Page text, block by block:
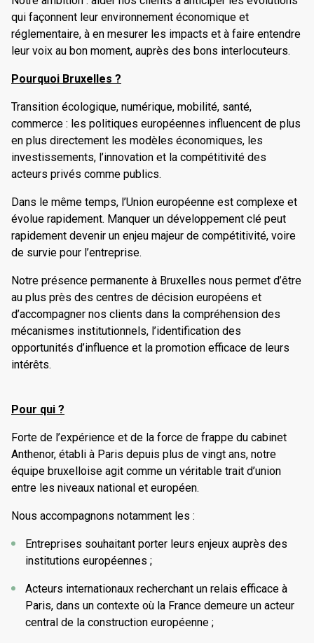
qui façonnent leur environnement économique et
réglementaire, à en mesurer les impacts et à faire entendre
leur voix au bon moment, auprès des bons interlocuteurs.
Pourquoi Bruxelles ?
Transition écologique, numérique, mobilité, santé,
commerce : les politiques européennes influencent de plus
en plus directement les modèles économiques, les
investissements, l’innovation et la compétitivité des
acteurs privés comme publics.
Dans le même temps, l’Union européenne est complexe et
évolue rapidement. Manquer un développement clé peut
rapidement devenir un enjeu majeur de compétitivité, voire
de survie pour l’entreprise.
Notre présence permanente à Bruxelles nous permet d’être
au plus près des centres de décision européens et
d’accompagner nos clients dans la compréhension des
mécanismes institutionnels, l’identification des
opportunités d’influence et la promotion efficace de leurs
intérêts.
Pour qui ?
Forte de l’expérience et de la force de frappe du cabinet
Anthenor, établi à Paris depuis plus de vingt ans, notre
équipe bruxelloise agit comme un véritable trait d’union
entre les niveaux national et européen.
Nous accompagnons notamment les :
Entreprises souhaitant porter leurs enjeux auprès des
institutions européennes ;
Acteurs internationaux recherchant un relais efficace à
Paris, dans un contexte où la France demeure un acteur
central de la construction européenne ;
Eric SENSI-
MINAUTIER
Directeur d’Anthenor European
Affairs
Français d’origine, Eric apporte plus de 15 ans
d’expérience internationale en affaires publiques,
communication institutionnelle et affaires
multinationaux (Altadis Groupe, Imperial Brands,
British American Tobacco) pour lesquels il a piloté
des équipes et des projets multi-pays, pour aboutir
Antoine DEMARCHE
Directeur général adjoint